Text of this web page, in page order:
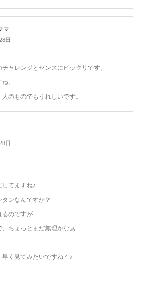
マ
日
ャレンジとセンスにビックリです。
。
のものでもうれしいです。
日
てますね♪
ンなんですか？
るのですが
ちょっとまだ無理かなぁ
く見てみたいですね＾♪